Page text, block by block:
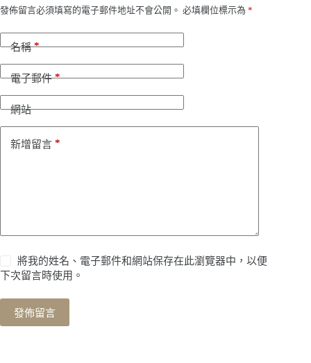
發佈留言必須填寫的電子郵件地址不會公開。 必填欄位標示為 *
名稱*
電子郵件*
網站
新增留言 *
將我的姓名、電子郵件和網站保存在此瀏覽器中，以便
下次留言時使用。
發佈留言
A
t
e
t
i